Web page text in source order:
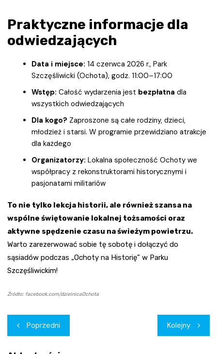
Praktyczne informacje dla
odwiedzających
Data i miejsce: 14 czerwca 2026 r., Park
Szczęśliwicki (Ochota), godz. 11:00–17:00
Wstęp: Całość wydarzenia jest bezpłatna dla
wszystkich odwiedzających
Dla kogo? Zaproszone są całe rodziny, dzieci,
młodzież i starsi. W programie przewidziano atrakcje
dla każdego
Organizatorzy: Lokalna społeczność Ochoty we
współpracy z rekonstruktorami historycznymi i
pasjonatami militariów
To nie tylko lekcja historii, ale również szansa na
wspólne świętowanie lokalnej tożsamości oraz
aktywne spędzenie czasu na świeżym powietrzu.
Warto zarezerwować sobie tę sobotę i dołączyć do
sąsiadów podczas „Ochoty na Historię” w Parku
Szczęśliwickim!
Źródło: facebook.com/dzielnicaOchota
Nawigacja
wpisu
Poprzedni Kolejny